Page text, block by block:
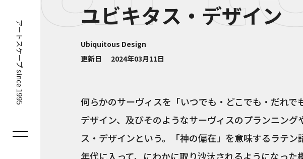
アートスケープ since 1995 ユビキタス・デザイン
Ubiquitous Design
更新日
2024年03月11日
何らかのサーヴィスを「いつでも・どこでも・だれで
デザイン、及びそのようなサーヴィスのプランニング
ス・デザインという。「神の偏在」を意味するラテ
年代に入って、にわかに取り沙汰されるようになった